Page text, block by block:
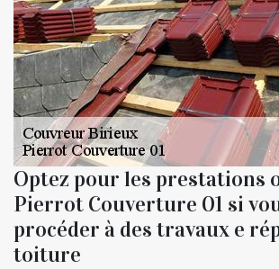
Optez pour les prestations
Pierrot Couverture 01 si
procéder à des travaux e
toiture